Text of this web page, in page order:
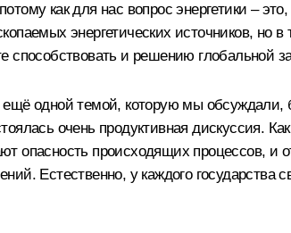
как для нас вопрос энергетики –
энергетических источников,
способствовать и решению глобальной
одной темой, которую мы обсуждали,
очень продуктивная дискуссия.
опасность происходящих процессов, и
Естественно, у каждого государства